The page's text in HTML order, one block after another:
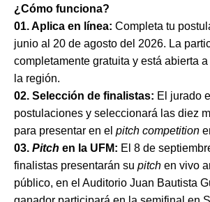
¿Cómo funciona?
01. Aplica en línea: Completa tu
junio al 20 de agosto del 2026. La
completamente gratuita y está abierta a
la región.
02. Selección de finalistas: El jurado
postulaciones y seleccionará las diez
para presentar en el pitch competition
03. Pitch en la UFM: El 8 de
finalistas presentarán su pitch en vivo
público, en el Auditorio Juan Bautista